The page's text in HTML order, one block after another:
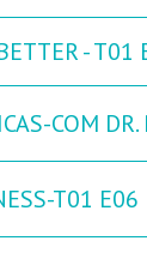
- T01
COM
T01 E06